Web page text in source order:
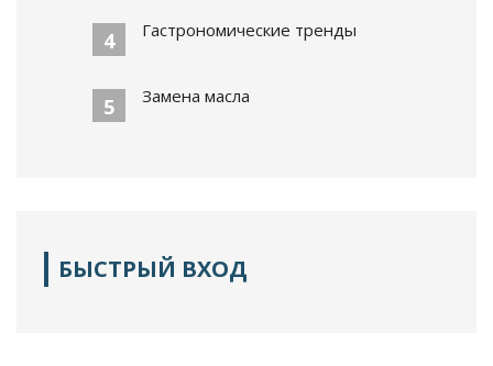
4 Гастрономические тренды
5 Замена масла
БЫСТРЫЙ ВХОД